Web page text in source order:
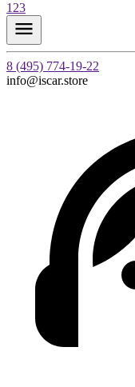
123
8 (495) 774-19-22
info@iscar.store